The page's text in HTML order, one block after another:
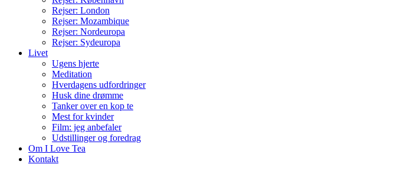
Rejser: London
Rejser: Mozambique
Rejser: Nordeuropa
Rejser: Sydeuropa
Livet
Ugens hjerte
Meditation
Hverdagens udfordringer
Husk dine drømme
Tanker over en kop te
Mest for kvinder
Film: jeg anbefaler
Udstillinger og foredrag
Om I Love Tea
Kontakt